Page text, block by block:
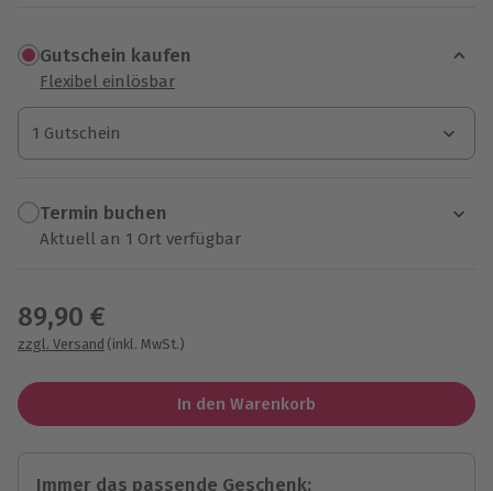
Gutschein kaufen
Flexibel einlösbar
1 Gutschein
1 Gutschein
1 Gutschein
Termin buchen
Aktuell an 1 Ort verfügbar
89,90 €
zzgl. Versand (inkl. MwSt.)
In den Warenkorb
Immer das passende Geschenk: